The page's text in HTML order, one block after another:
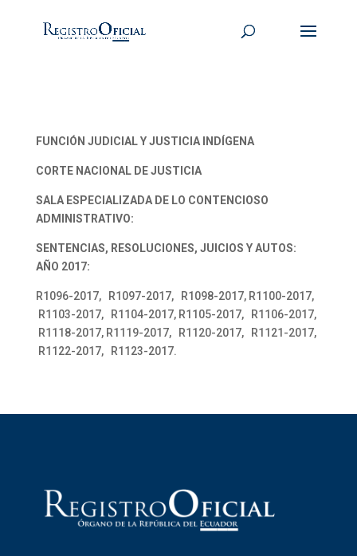
FUNCIÓN JUDICIAL Y JUSTICIA INDÍGENA
CORTE NACIONAL DE JUSTICIA
SALA ESPECIALIZADA DE LO CONTENCIOSO
ADMINISTRATIVO:
SENTENCIAS, RESOLUCIONES, JUICIOS Y AUTOS:
AÑO 2017:
R1096-2017, R1097-2017, R1098-2017, R1100-2017,
R1103-2017, R1104-2017, R1105-2017, R1106-2017,
R1118-2017, R1119-2017, R1120-2017, R1121-2017,
R1122-2017, R1123-2017.